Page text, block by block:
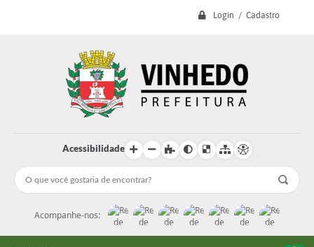
Login / Cadastro
Acessibilidade
Acompanhe-nos: